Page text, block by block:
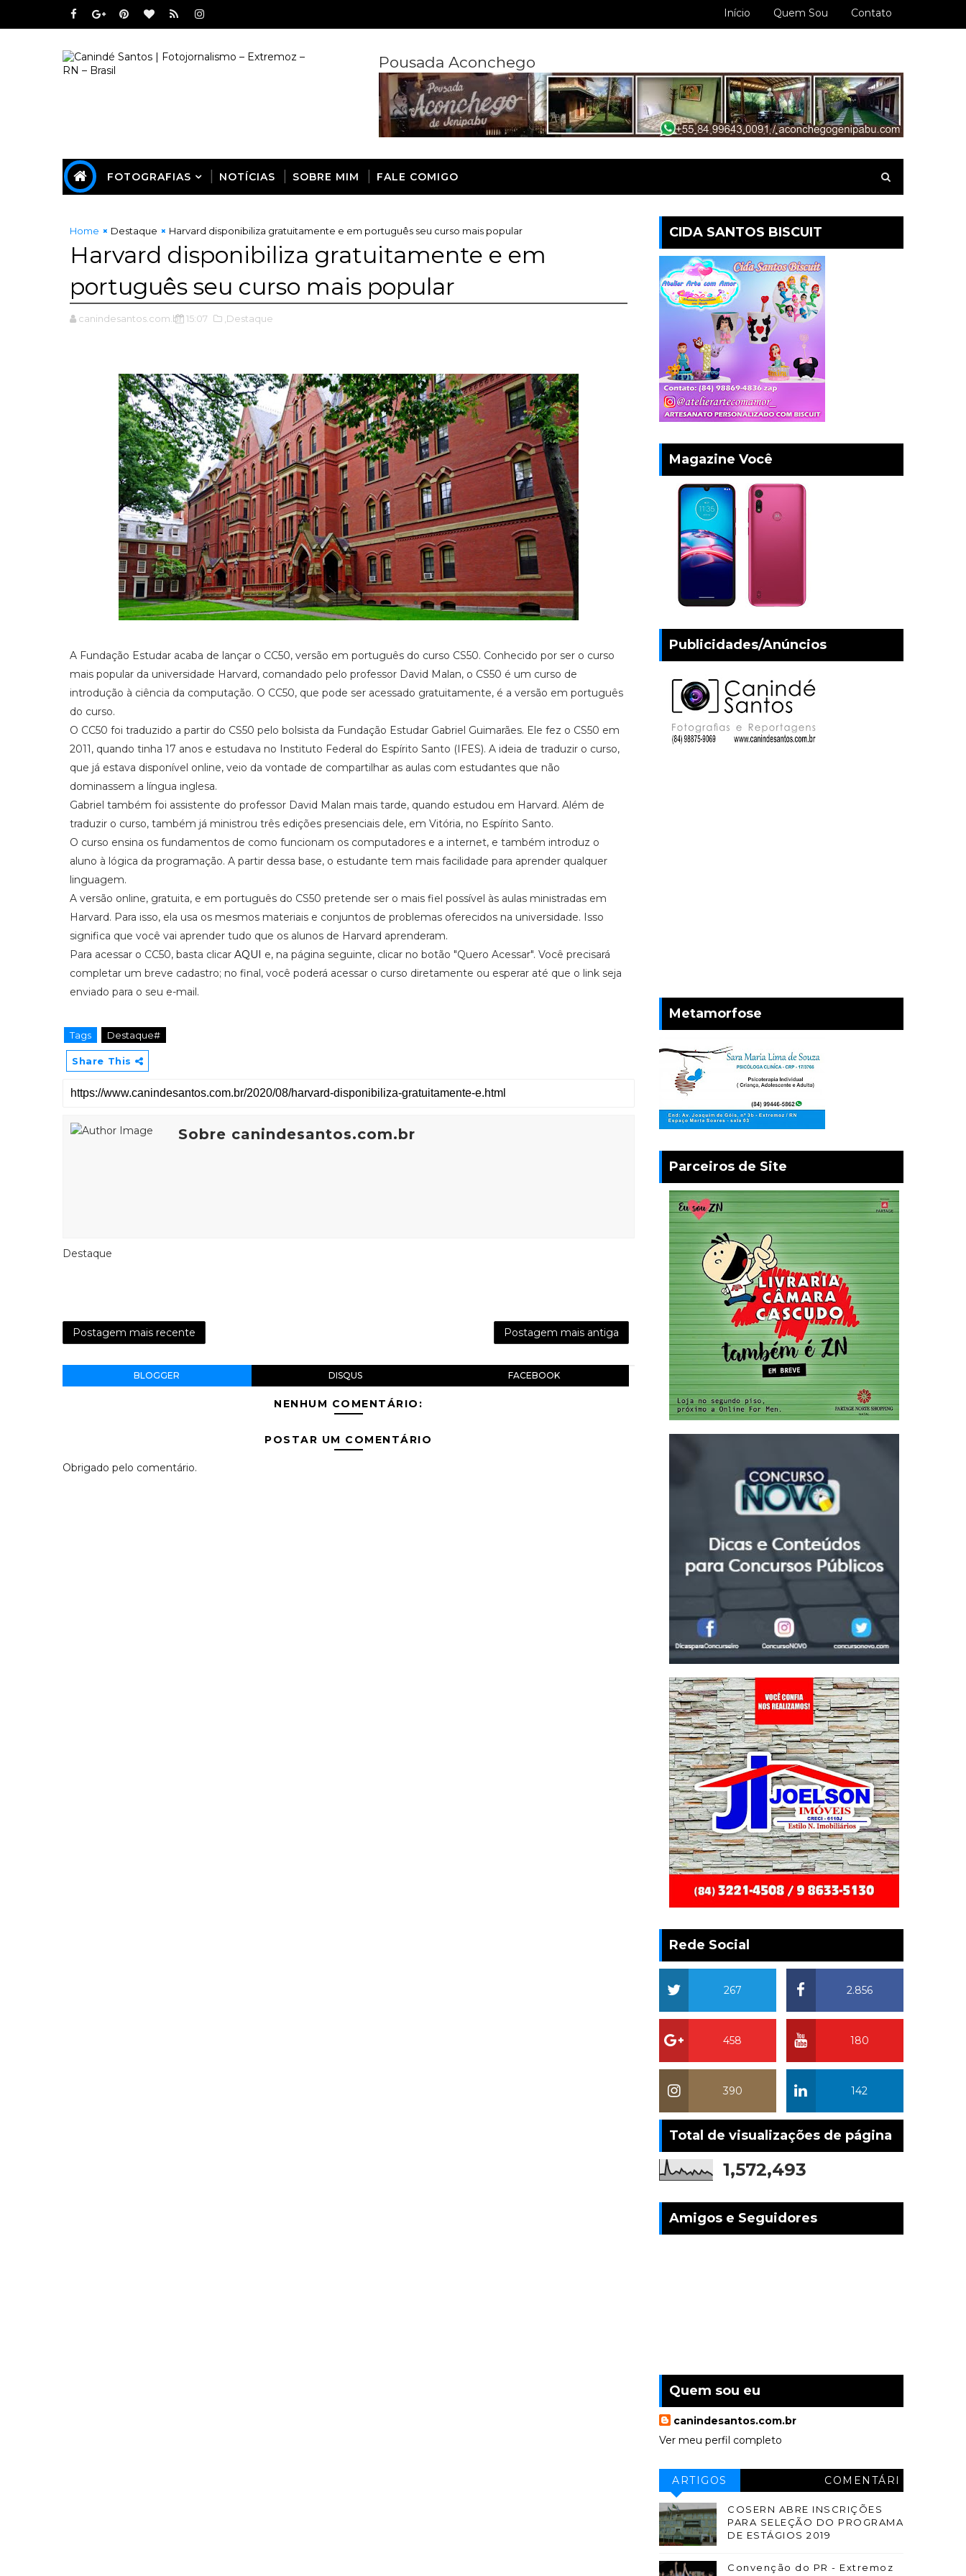
Início Quem Sou Contato
Pousada Aconchego
FOTOGRAFIAS NOTÍCIAS SOBRE MIM FALE COMIGO
Home Destaque Harvard disponibiliza gratuitamente e em português seu curso mais popular
Harvard disponibiliza gratuitamente e em
português seu curso mais popular
canindesantos.com.br 15:07 ,Destaque
A Fundação Estudar acaba de lançar o CC50, versão em português do curso CS50. Conhecido por ser o curso
mais popular da universidade Harvard, comandado pelo professor David Malan, o CS50 é um curso de
introdução à ciência da computação. O CC50, que pode ser acessado gratuitamente, é a versão em português
do curso.
O CC50 foi traduzido a partir do CS50 pelo bolsista da Fundação Estudar Gabriel Guimarães. Ele fez o CS50 em
2011, quando tinha 17 anos e estudava no Instituto Federal do Espírito Santo (IFES). A ideia de traduzir o curso,
que já estava disponível online, veio da vontade de compartilhar as aulas com estudantes que não
dominassem a língua inglesa.
Gabriel também foi assistente do professor David Malan mais tarde, quando estudou em Harvard. Além de
traduzir o curso, também já ministrou três edições presenciais dele, em Vitória, no Espírito Santo.
O curso ensina os fundamentos de como funcionam os computadores e a internet, e também introduz o
aluno à lógica da programação. A partir dessa base, o estudante tem mais facilidade para aprender qualquer
linguagem.
A versão online, gratuita, e em português do CS50 pretende ser o mais fiel possível às aulas ministradas em
Harvard. Para isso, ela usa os mesmos materiais e conjuntos de problemas oferecidos na universidade. Isso
significa que você vai aprender tudo que os alunos de Harvard aprenderam.
Para acessar o CC50, basta clicar AQUI e, na página seguinte, clicar no botão "Quero Acessar". Você precisará
completar um breve cadastro; no final, você poderá acessar o curso diretamente ou esperar até que o link seja
enviado para o seu e-mail.
Tags Destaque#
Share This
Sobre canindesantos.com.br
Destaque
Postagem mais recente Postagem mais antiga
BLOGGER DISQUS FACEBOOK
NENHUM COMENTÁRIO:
POSTAR UM COMENTÁRIO
Obrigado pelo comentário.
CIDA SANTOS BISCUIT
Magazine Você
Publicidades/Anúncios
Metamorfose
Parceiros de Site
Rede Social
2.856
267
180
458
142
390
Total de visualizações de página
1,572,493
Amigos e Seguidores
Quem sou eu
canindesantos.com.br
Ver meu perfil completo
ARTIGOS
COMENTÁRI
OS
COSERN ABRE INSCRIÇÕES
PARA SELEÇÃO DO PROGRAMA
DE ESTÁGIOS 2019
Convenção do PR - Extremoz